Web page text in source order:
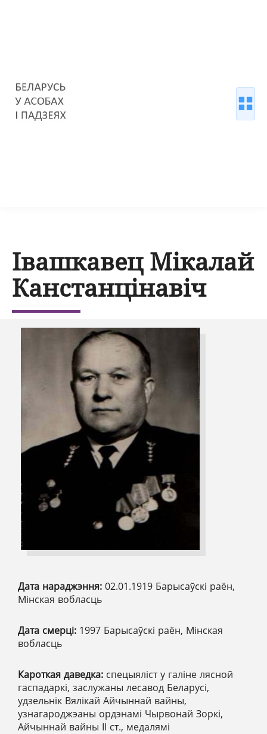
Івашкавец Мікалай
Канстанцінавіч
Дата нараджэння: 02.01.1919 Барысаўскі раён,
Мінская вобласць
Дата смерці: 1997 Барысаўскі раён, Мінская
вобласць
Кароткая даведка: спецыяліст у галіне лясной
гаспадаркі, заслужаны лесавод Беларусі,
удзельнік Вялікай Айчыннай вайны,
узнагароджэаны ордэнамі Чырвонай Зоркі,
Айчыннай вайны ІІ ст., медалямі